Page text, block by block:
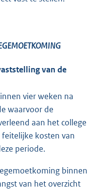
van de
vier weken na
waarvoor de
aan het college
kosten van
periode.
binnen
van het overzicht